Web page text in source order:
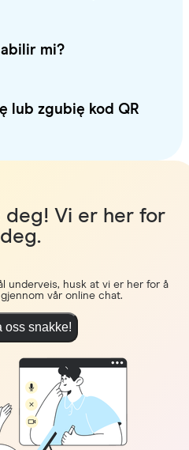
mi?
lub zgubię kod QR
deg! Vi er her for
deg.
underveis, husk at vi er her for å
vår online chat.
oss snakke!